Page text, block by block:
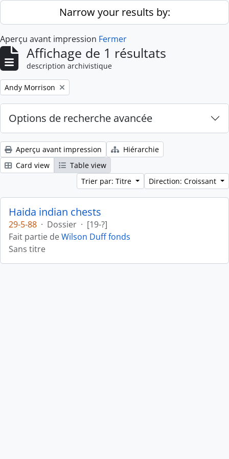
Skip to main contentNarrow your results by:
Aperçu avant impression Fermer
Affichage de 1 résultats
description archivistique
Remove filter:
Andy Morrison
Options de recherche avancée
Aperçu avant impression
Hiérarchie
Card view
Table view
Trier par: Titre
Direction: Croissant
Haida indian chests
29-5-88 · Dossier · [19-?]
Fait partie deWilson Duff fonds
Sans titre